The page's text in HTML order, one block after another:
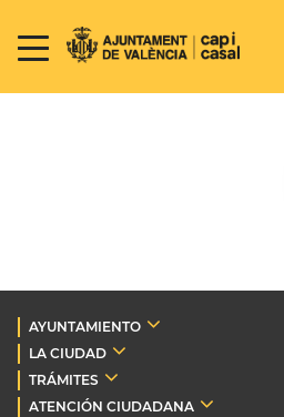
AYUNTAMIENTO
LA CIUDAD
TRÁMITES
ATENCIÓN CIUDADANA